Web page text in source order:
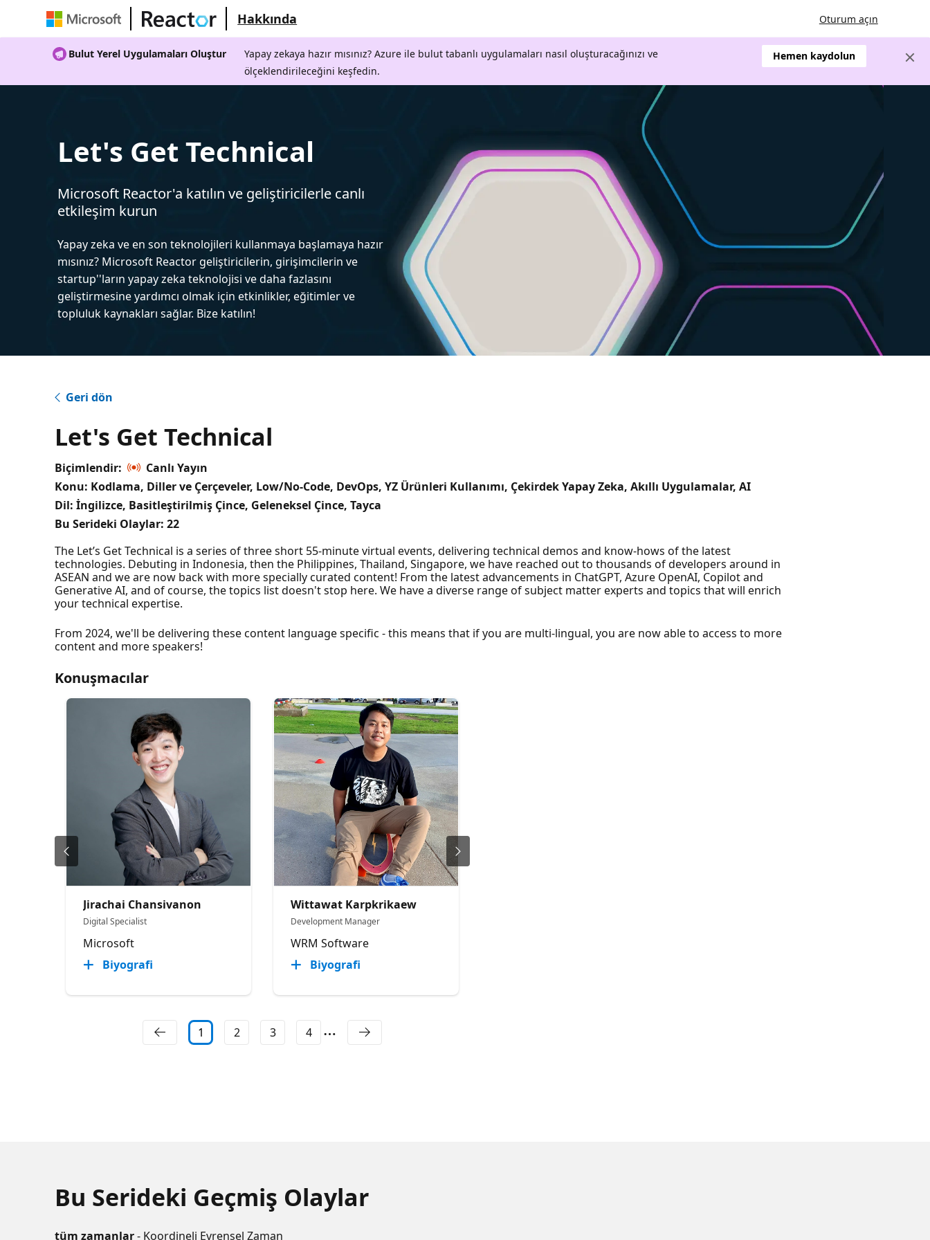
Hakkında Oturum açın
Bulut Yerel Uygulamaları Oluştur
Yapay zekaya hazır mısınız? Azure ile bulut tabanlı uygulamaları nasıl oluşturacağınızı ve
ölçeklendirileceğini keşfedin.
Hemen kaydolun
Let's Get Technical
Microsoft Reactor'a katılın ve geliştiricilerle canlı
etkileşim kurun
Yapay zeka ve en son teknolojileri kullanmaya başlamaya hazır
mısınız? Microsoft Reactor geliştiricilerin, girişimcilerin ve
startup''ların yapay zeka teknolojisi ve daha fazlasını
geliştirmesine yardımcı olmak için etkinlikler, eğitimler ve
topluluk kaynakları sağlar. Bize katılın!
Geri dön
Let's Get Technical
Biçimlendir:
Canlı Yayın
Konu: Kodlama, Diller ve Çerçeveler, Low/No-Code, DevOps, YZ Ürünleri Kullanımı, Çekirdek Yapay Zeka, Akıllı Uygulamalar, AI
Dil: İngilizce, Basitleştirilmiş Çince, Geleneksel Çince, Tayca
Bu Serideki Olaylar: 22
The Let’s Get Technical is a series of three short 55-minute virtual events, delivering technical demos and know-hows of the latest
technologies. Debuting in Indonesia, then the Philippines, Thailand, Singapore, we have reached out to thousands of developers around in
ASEAN and we are now back with more specially curated content! From the latest advancements in ChatGPT, Azure OpenAI, Copilot and
Generative AI, and of course, the topics list doesn't stop here. We have a diverse range of subject matter experts and topics that will enrich
your technical expertise.
From 2024, we'll be delivering these content language specific - this means that if you are multi-lingual, you are now able to access to more
content and more speakers!
Konuşmacılar
Jirachai Chansivanon
Digital Specialist
Microsoft
Biyografi
Wittawat Karpkrikaew
Development Manager
WRM Software
Biyografi
1 2 3 4
Bu Serideki Geçmiş Olaylar
tüm zamanlar- Koordineli Evrensel Zaman